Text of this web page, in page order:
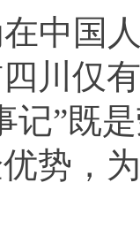
中国
川仅
记”既
势，